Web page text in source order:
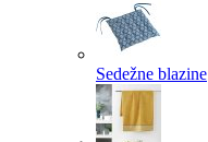
Sedežne blazine